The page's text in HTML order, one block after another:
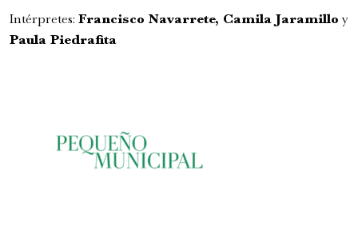
Intérpretes: Francisco Navarrete, Camila Jaramillo y
Paula Piedrafita